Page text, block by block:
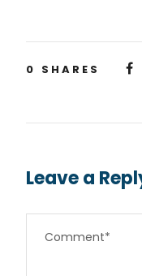
0 SHARES
Leave a